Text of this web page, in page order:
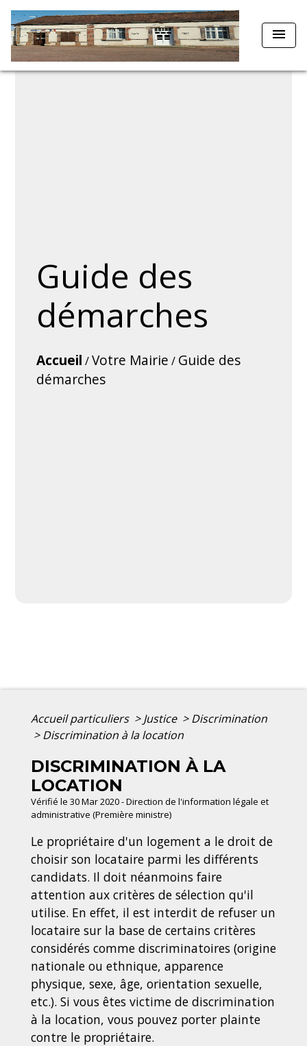
menu
Guide des
démarches
Accueil /Votre Mairie / Guide des
démarches
Accueil particuliers > Justice > Discrimination
> Discrimination à la location
DISCRIMINATION À LA
LOCATION
Vérifié le 30 Mar 2020 - Direction de l'information légale et
administrative (Première ministre)
Le propriétaire d'un logement a le droit de
choisir son locataire parmi les différents
candidats. Il doit néanmoins faire
attention aux critères de sélection qu'il
utilise. En effet, il est interdit de refuser un
locataire sur la base de certains critères
considérés comme discriminatoires (origine
nationale ou ethnique, apparence
physique, sexe, âge, orientation sexuelle,
etc.). Si vous êtes victime de discrimination
à la location, vous pouvez porter plainte
contre le propriétaire.